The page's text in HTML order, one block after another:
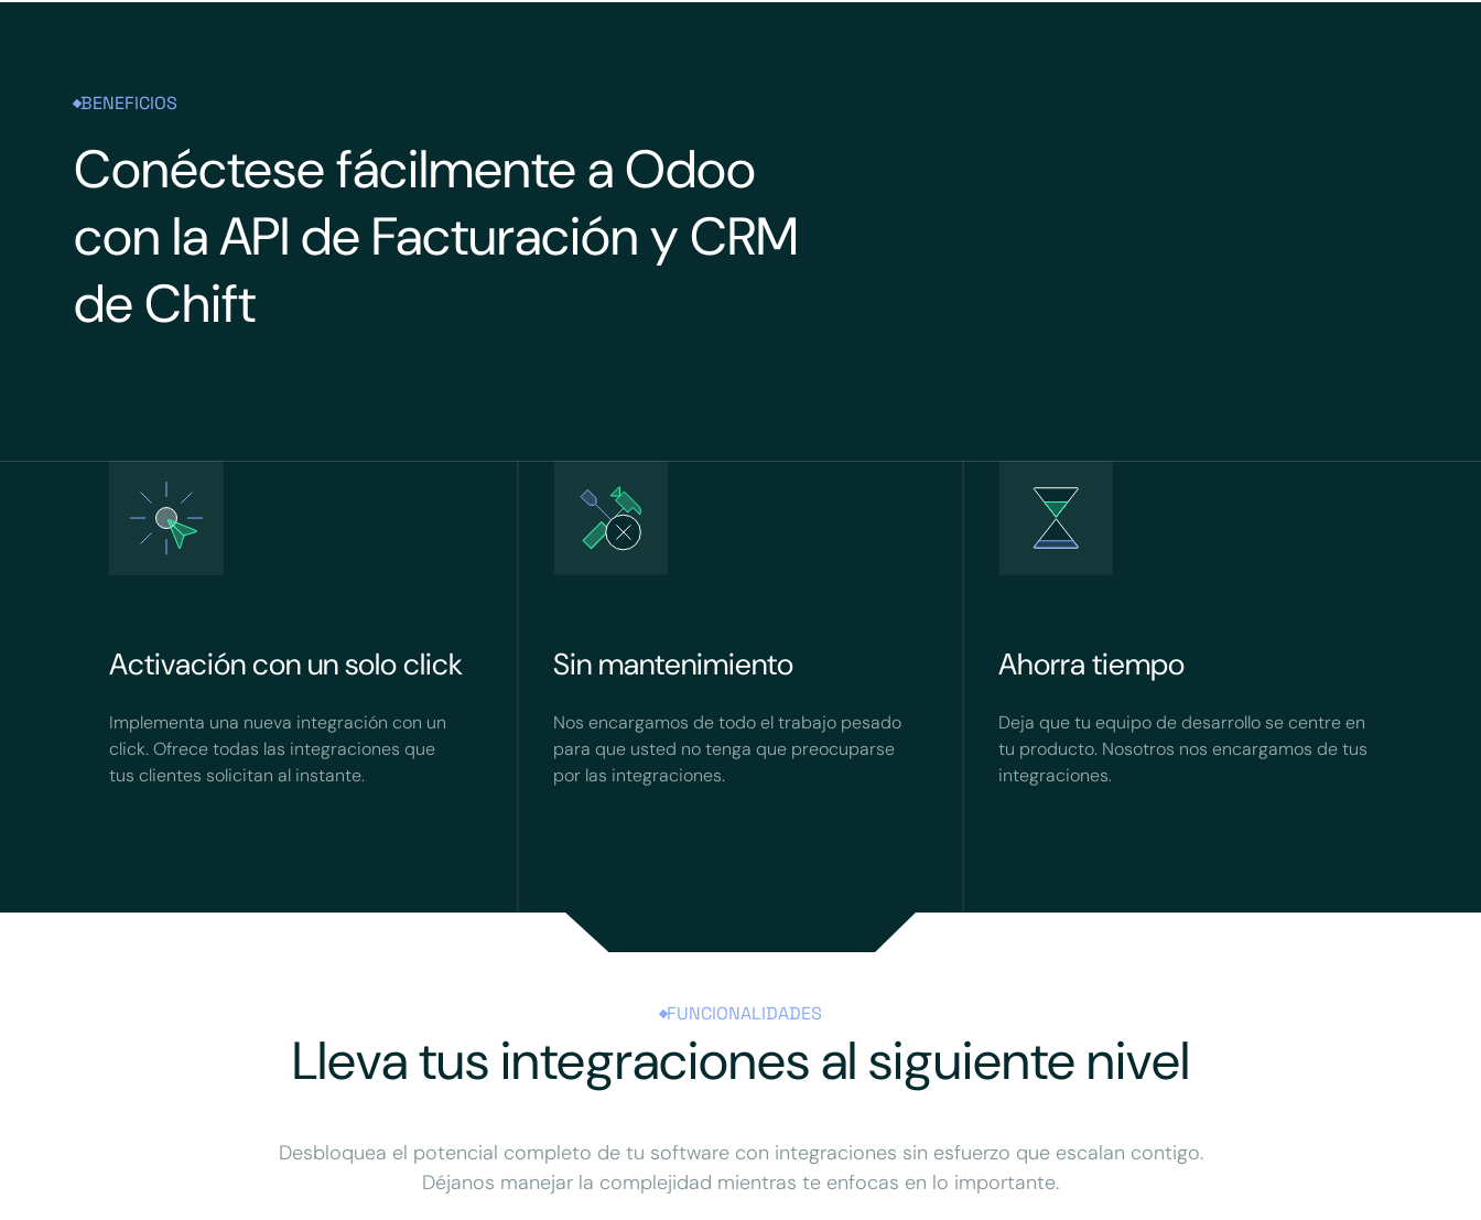
BENEFICIOS
Conéctese fácilmente a Odoo
con la API de Facturación y CRM
de Chift
Activación con un solo click
Implementa una nueva integración con un
click. Ofrece todas las integraciones que
tus clientes solicitan al instante.
Sin mantenimiento
Nos encargamos de todo el trabajo pesado
para que usted no tenga que preocuparse
por las integraciones.
Ahorra tiempo
Deja que tu equipo de desarrollo se centre en
tu producto. Nosotros nos encargamos de tus
integraciones.
FUNCIONALIDADES
Lleva tus integraciones al siguiente nivel
Desbloquea el potencial completo de tu software con integraciones sin esfuerzo que escalan contigo.
Déjanos manejar la complejidad mientras te enfocas en lo importante.